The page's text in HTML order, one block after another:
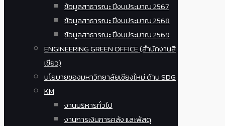
ข้อมูลสาธารณะ ปีงบประมาณ 2567
ข้อมูลสาธารณะ ปีงบประมาณ 2568
ข้อมูลสาธารณะ ปีงบประมาณ 2569
ENGINEERING GREEN OFFICE (สำนักงานสี
เขียว)
นโยบายของมหาวิทยาลัยเชียงใหม่ ด้าน SDG
KM
งานบริหารทั่วไป
งานการเงินการคลัง และพัสดุ